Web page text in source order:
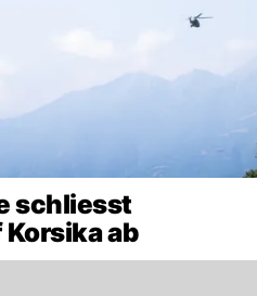
schliesst
ab